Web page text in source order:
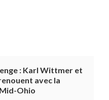
: Karl Wittmer et
avec la
Ohio